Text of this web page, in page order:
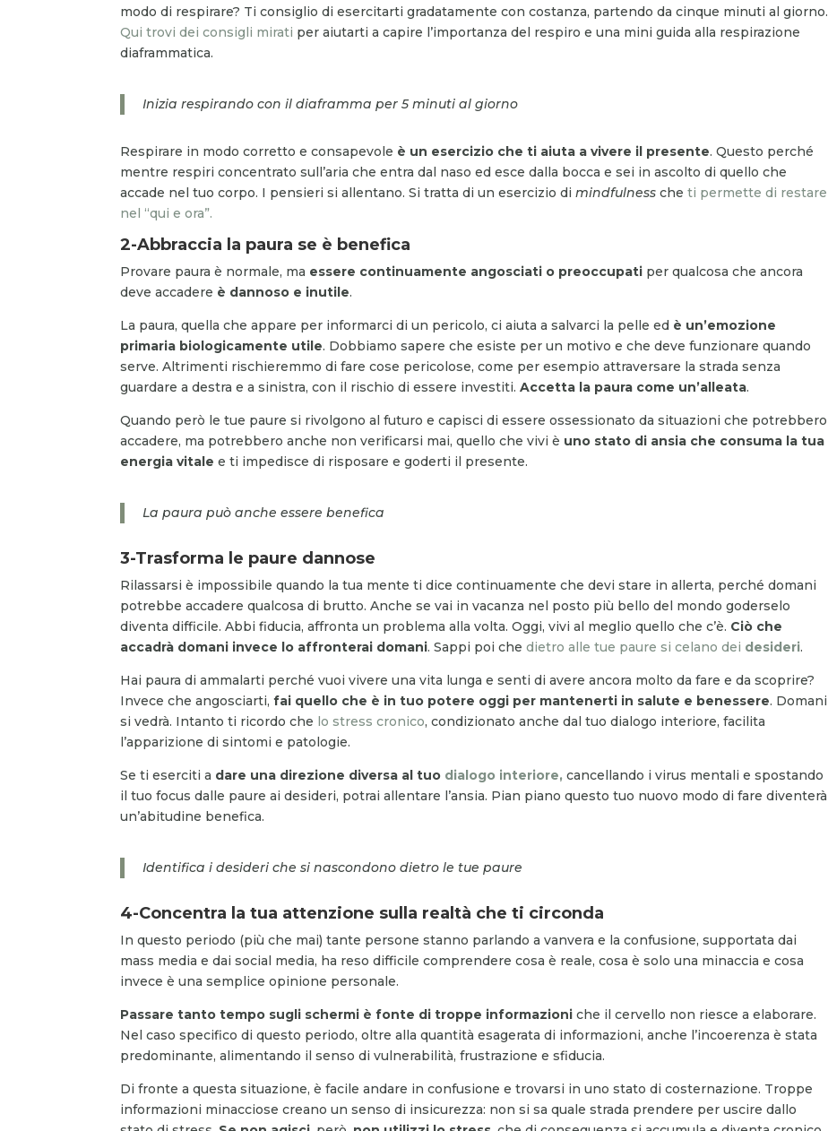
modo di respirare? Ti consiglio di esercitarti gradatamente con costanza, partendo da cinque minuti al giorno.
Qui trovi dei consigli mirati per aiutarti a capire l’importanza del respiro e una mini guida alla respirazione
diaframmatica.
Inizia respirando con il diaframma per 5 minuti al giorno
Respirare in modo corretto e consapevole è un esercizio che ti aiuta a vivere il presente. Questo perché
mentre respiri concentrato sull’aria che entra dal naso ed esce dalla bocca e sei in ascolto di quello che
accade nel tuo corpo. I pensieri si allentano. Si tratta di un esercizio dimindfulness che ti permette di restare
nel “qui e ora”.
2-Abbraccia la paura se è benefica
Provare paura è normale, ma essere continuamente angosciati o preoccupati per qualcosa che ancora
deve accadere è dannoso e inutile.
La paura, quella che appare per informarci di un pericolo, ci aiuta a salvarci la pelle ed è un’emozione
primaria biologicamente utile. Dobbiamo sapere che esiste per un motivo e che deve funzionare quando
serve. Altrimenti rischieremmo di fare cose pericolose, come per esempio attraversare la strada senza
guardare a destra e a sinistra, con il rischio di essere investiti.Accetta la paura come un’alleata.
Quando però le tue paure si rivolgono al futuro e capisci di essere ossessionato da situazioni che potrebbero
accadere, ma potrebbero anche non verificarsi mai, quello che vivi è uno stato di ansia che consuma la tua
energia vitale e ti impedisce di risposare e goderti il presente.
La paura può anche essere benefica
3-Trasforma le paure dannose
Rilassarsi è impossibile quando la tua mente ti dice continuamente che devi stare in allerta, perché domani
potrebbe accadere qualcosa di brutto. Anche se vai in vacanza nel posto più bello del mondo goderselo
diventa difficile. Abbi fiducia, affronta un problema alla volta. Oggi, vivi al meglio quello che c’è. Ciò che
accadrà domani invece lo affronterai domani. Sappi poi chedietro alle tue paure si celano dei desideri.
Hai paura di ammalarti perché vuoi vivere una vita lunga e senti di avere ancora molto da fare e da scoprire?
Invece che angosciarti,fai quello che è in tuo potere oggi per mantenerti in salute e benessere. Domani
si vedrà. Intanto ti ricordo che lo stress cronico, condizionato anche dal tuo dialogo interiore, facilita
l’apparizione di sintomi e patologie.
Se ti eserciti a dare una direzione diversa al tuo dialogo interiore,cancellando i virus mentali e spostando
il tuo focus dalle paure ai desideri, potrai allentare l’ansia. Pian piano questo tuo nuovo modo di fare diventerà
un’abitudine benefica.
Identifica i desideri che si nascondono dietro le tue paure
4-Concentra la tua attenzione sulla realtà che ti circonda
In questo periodo (più che mai) tante persone stanno parlando a vanvera e la confusione, supportata dai
mass media e dai social media, ha reso difficile comprendere cosa è reale, cosa è solo una minaccia e cosa
invece è una semplice opinione personale.
Passare tanto tempo sugli schermi è fonte di troppe informazioni che il cervello non riesce a elaborare.
Nel caso specifico di questo periodo, oltre alla quantità esagerata di informazioni, anche l’incoerenza è stata
predominante, alimentando il senso di vulnerabilità, frustrazione e sfiducia.
Di fronte a questa situazione, è facile andare in confusione e trovarsi in uno stato di costernazione. Troppe
informazioni minacciose creano un senso di insicurezza: non si sa quale strada prendere per uscire dallo